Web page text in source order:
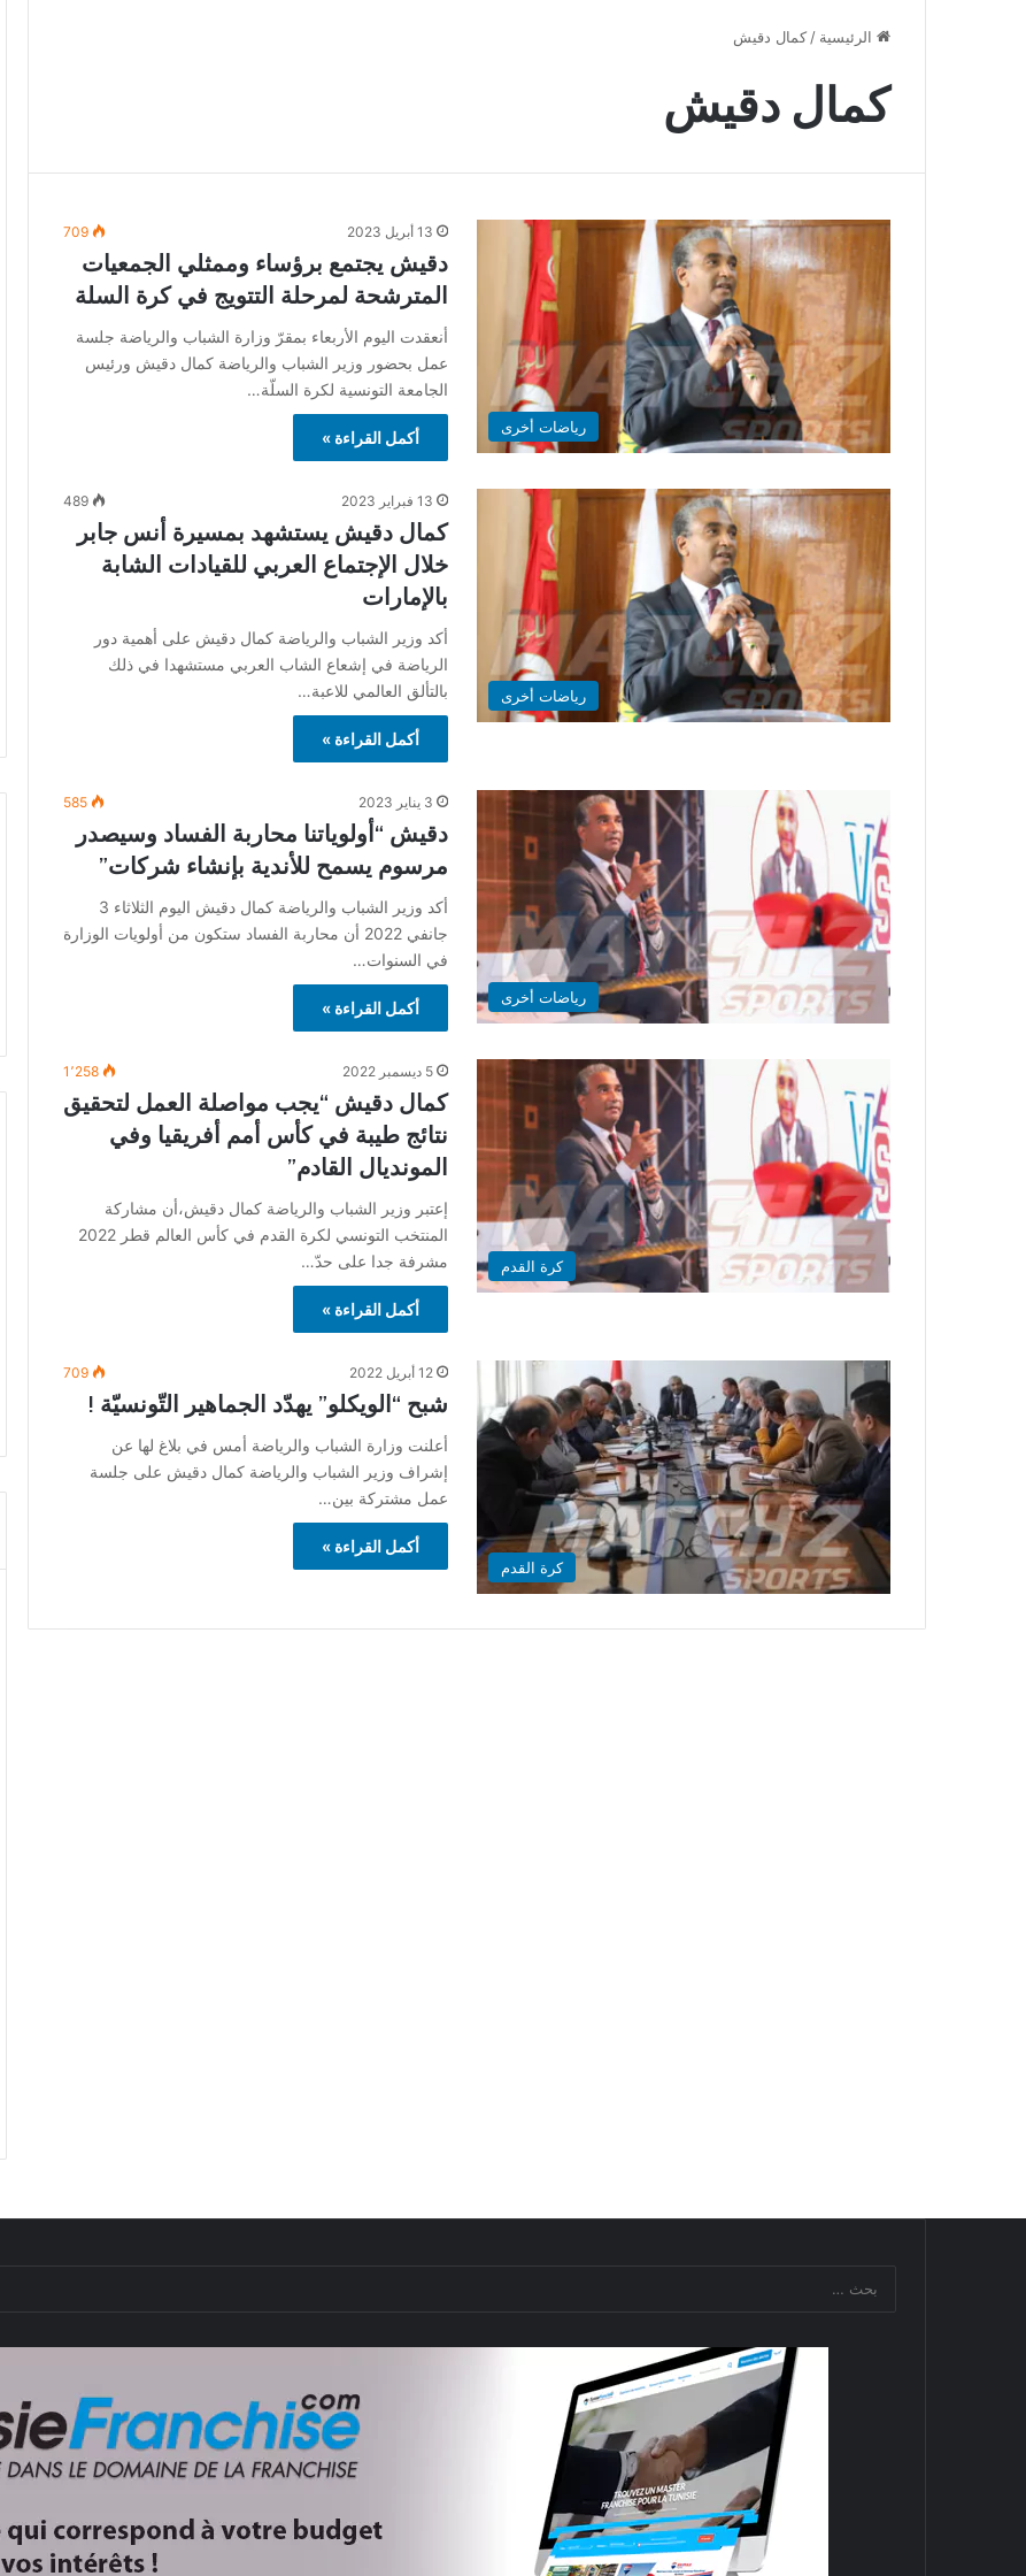
الرئيسية / كمال دقيش
كمال دقيش
رياضات أخرى
13 أبريل 2023 709
دقيش يجتمع برؤساء وممثلي الجمعيات
المترشحة لمرحلة التتويج في كرة السلة
أنعقدت اليوم الأربعاء بمقرّ وزارة الشباب والرياضة جلسة
عمل بحضور وزير الشباب والرياضة كمال دقيش ورئيس
الجامعة التونسية لكرة السلّة…
أكمل القراءة »
رياضات أخرى
13 فبراير 2023 489
كمال دقيش يستشهد بمسيرة أنس جابر
خلال الإجتماع العربي للقيادات الشابة
بالإمارات
أكد وزير الشباب والرياضة كمال دقيش على أهمية دور
الرياضة في إشعاع الشاب العربي مستشهدا في ذلك
بالتألق العالمي للاعبة…
أكمل القراءة »
رياضات أخرى
3 يناير 2023 585
دقيش “أولوياتنا محاربة الفساد وسيصدر
مرسوم يسمح للأندية بإنشاء شركات”
أكد وزير الشباب والرياضة كمال دقيش اليوم الثلاثاء 3
جانفي 2022 أن محاربة الفساد ستكون من أولويات الوزارة
في السنوات…
أكمل القراءة »
كرة القدم
5 ديسمبر 2022 1٬258
كمال دقيش “يجب مواصلة العمل لتحقيق
نتائج طيبة في كأس أمم أفريقيا وفي
المونديال القادم”
إعتبر وزير الشباب والرياضة كمال دقيش،أن مشاركة
المنتخب التونسي لكرة القدم في كأس العالم قطر 2022
مشرفة جدا على حدّ…
أكمل القراءة »
كرة القدم
12 أبريل 2022 709
شبح “الويكلو” يهدّد الجماهير التّونسيّة !
أعلنت وزارة الشباب والرياضة أمس في بلاغ لها عن
إشراف وزير الشباب والرياضة كمال دقيش على جلسة
عمل مشتركة بين…
أكمل القراءة »